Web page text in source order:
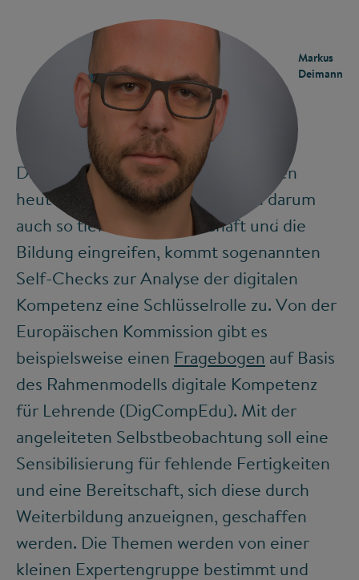
©
Markus
Deimann
Da digitale Technologien und Medien
heute so allgegenwärtig sind und darum
auch so tief in die Gesellschaft und die
Bildung eingreifen, kommt sogenannten
Self-Checks zur Analyse der digitalen
Kompetenz eine Schlüsselrolle zu. Von der
Europäischen Kommission gibt es
beispielsweise einen Fragebogen auf Basis
des Rahmenmodells digitale Kompetenz
für Lehrende (DigCompEdu). Mit der
angeleiteten Selbstbeobachtung soll eine
Sensibilisierung für fehlende Fertigkeiten
und eine Bereitschaft, sich diese durch
Weiterbildung anzueignen, geschaffen
werden. Die Themen werden von einer
kleinen Expertengruppe bestimmt und